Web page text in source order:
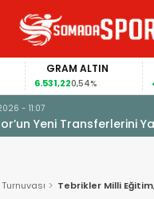
GRAM ALTIN
6.531,22 0,54%
FAİZ
- 11:07
Yeni Transferlerini
Tebrikler Milli